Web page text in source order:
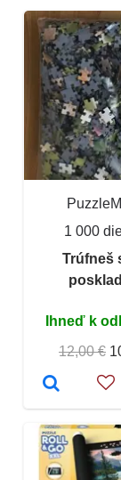
1 000
Trúfneš
Ihneď k
12,00 €